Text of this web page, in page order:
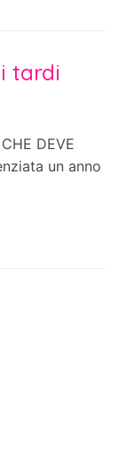
tardi
DEVE
un anno